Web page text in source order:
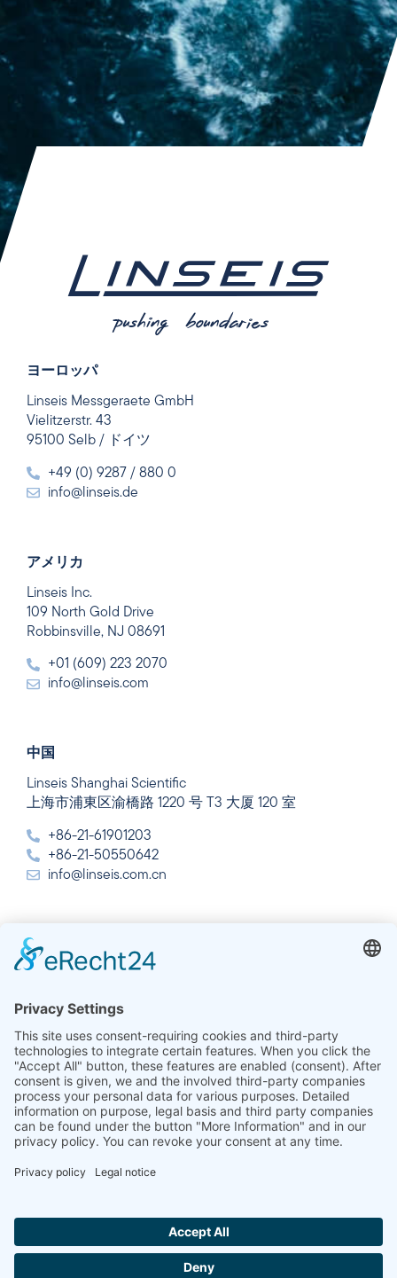
ヨーロッパ
Linseis Messgeraete GmbH
Vielitzerstr. 43
95100 Selb / ドイツ
+49 (0) 9287 / 880 0
info@linseis.de
アメリカ
Linseis Inc.
109 North Gold Drive
Robbinsville, NJ 08691
+01 (609) 223 2070
info@linseis.com
中国
Linseis Shanghai Scientific
上海市浦東区渝橋路 1220 号 T3 大厦 120 室
+86-21-61901203
+86-21-50550642
info@linseis.com.cn
インド
Linseis Thermal Analysis India Pvt. Ltd.
Sector 23, Dwarka, 110077 New Delhi
+91-11-42883851
sales@linseis.in
IMPRINTプライバシ
Hallo ich bin LINAI! Wie kann ich dir